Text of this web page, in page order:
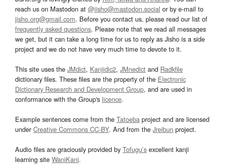
reach us on Mastodon at @jisho@mastodon.social or by e-mail to
jisho.org@gmail.com. Before you contact us, please read our list of
frequently asked questions. Please note that we read all messages
we get, but it can take a long time for us to reply as Jisho is a side
project and we do not have very much time to devote to it.
This site uses the JMdict, Kanjidic2, JMnedict and Radkfile
dictionary files. These files are the property of the Electronic
Dictionary Research and Development Group, and are used in
conformance with the Group's licence.
Example sentences come from the Tatoeba project and are licensed
underCreative Commons CC-BY. And from the Jreibun project.
Audio files are graciously provided by Tofugu’s excellent kanji
learning site WaniKani.